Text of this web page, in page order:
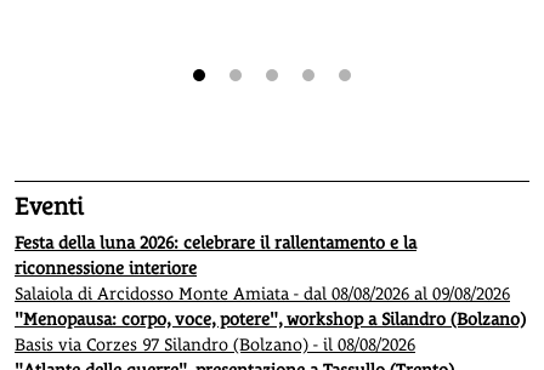
Eventi
Festa della luna 2026: celebrare il rallentamento e la
riconnessione interiore
Salaiola di Arcidosso Monte Amiata - dal 08/08/2026 al 09/08/2026
"Menopausa: corpo, voce, potere", workshop a Silandro (Bolzano)
Basis via Corzes 97 Silandro (Bolzano) - il 08/08/2026